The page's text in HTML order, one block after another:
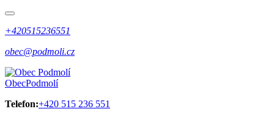
+420515236551
obec@podmoli.cz
ObecPodmolí
Telefon:+420 515 236 551